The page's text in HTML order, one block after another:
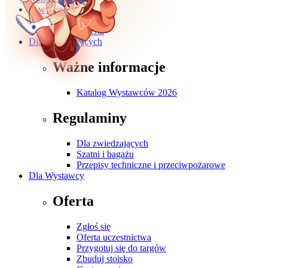
O wydarzeniu
O targach
Galeria
Dla Zwiedzających
Ważne informacje
Katalog Wystawców 2026
Regulaminy
Dla zwiedzających
Szatni i bagażu
Przepisy techniczne i przeciwpożarowe
Dla Wystawcy
Oferta
Zgłoś się
Oferta uczestnictwa
Przygotuj się do targów
Zbuduj stoisko